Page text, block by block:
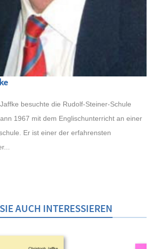
besuchte die Rudolf-Steiner-Schule
1967 mit dem Englischunterricht an einer
Er ist einer der erfahrensten
AUCH INTERESSIEREN